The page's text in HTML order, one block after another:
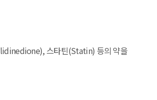
스타틴(Statin) 등의 약을